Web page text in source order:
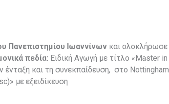
Πανεπιστημίου Ιωαννίνων και ολοκλήρωσε
πεδία: Ειδική Αγωγή με τίτλο «Master in
και τη συνεκπαίδευση, στο Nottingham
με εξειδίκευση